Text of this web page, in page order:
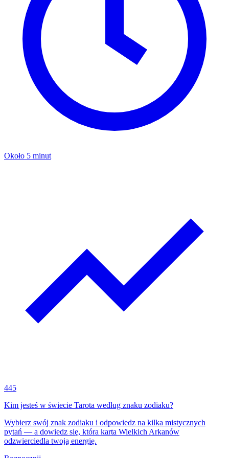
Około 5 minut
445
Kim jesteś w świecie Tarota według znaku zodiaku?
Wybierz swój znak zodiaku i odpowiedz na kilka mistycznych
pytań — a dowiedz się, która karta Wielkich Arkanów
odzwierciedla twoją energię.